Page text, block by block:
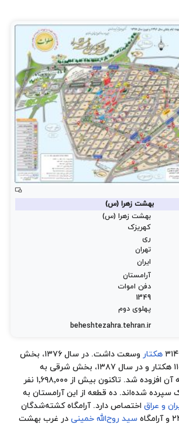
بهشت زهرا (س)
بهشت زهرا (س)
کهریزک
ری
تهران
ایران
آرامستان
دفن اموات
1349
پهلوی دوم
beheshtezahra.tehran.ir
هکتار
وسعت داشت. در سال ۱۳۷۶، بخش
شمالی به مساحت ۱۱۰ هکتار و در سال ۱۳۸۷، بخش شرقی به
مساحت ۱۶۰ هکتار به آن افزوده شد. تاکنون بیش از ۱٬۶۹۸٬۰۰۰ نفر
سپرده شده‌اند. ده قطعه از این آرامستان به
و عراق اختصاص دارد. آرامگاه کشته‌شدگان
سید روح‌الله خمینی در غرب بهشت